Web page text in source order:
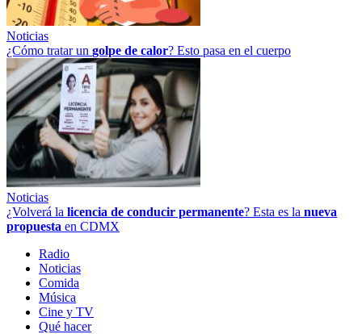
Noticias
¿Cómo tratar un golpe de calor? Esto pasa en el cuerpo
Noticias
¿Volverá la licencia de conducir permanente? Esta es la nueva
propuesta en CDMX
Radio
Noticias
Comida
Música
Cine y TV
Qué hacer